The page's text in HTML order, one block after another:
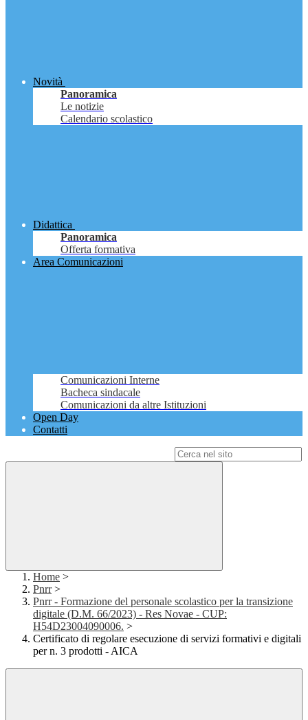
Novità
Panoramica
Le notizie
Calendario scolastico
Didattica
Panoramica
Offerta formativa
Area Comunicazioni
Comunicazioni Interne
Bacheca sindacale
Comunicazioni da altre Istituzioni
Open Day
Contatti
Home >
Pnrr >
Pnrr - Formazione del personale scolastico per la transizione
digitale (D.M. 66/2023) - Res Novae - CUP:
H54D23004090006. >
Certificato di regolare esecuzione di servizi formativi e digitali
per n. 3 prodotti - AICA